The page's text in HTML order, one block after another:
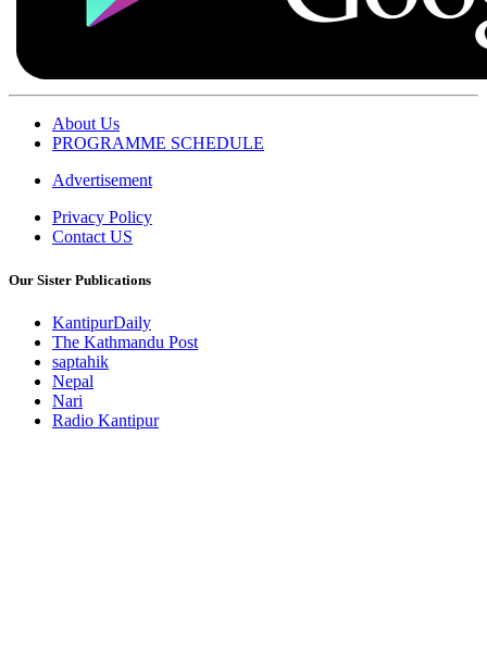
About Us
PROGRAMME SCHEDULE
Advertisement
Privacy Policy
Contact US
Our Sister Publications
KantipurDaily
The Kathmandu Post
saptahik
Nepal
Nari
Radio Kantipur